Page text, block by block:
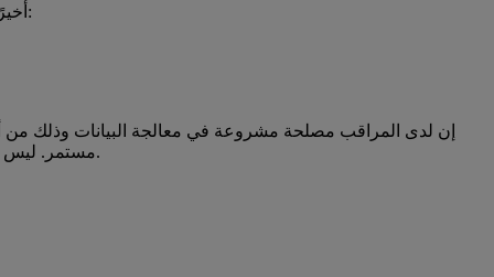
أخيرًا، تُنفذ المعالجة أيضًا للأغراض المذكورة أدناه استنادًا إلى المصلحة المشروعة عملاً بالمادة 6 (1) (و) من النظام الأوروبي العام لحماية البيانات:
إن لدى المراقب مصلحة مشروعة في معالجة البيانات وذلك من
مستمر. ليس هناك أي تضارب في المصالح المشروعة، وذلك لحرصنا على استخدام عمليات معالجة البيانات بالحد الأدنى. مثلا: استخدام الأسماء المستعارة.